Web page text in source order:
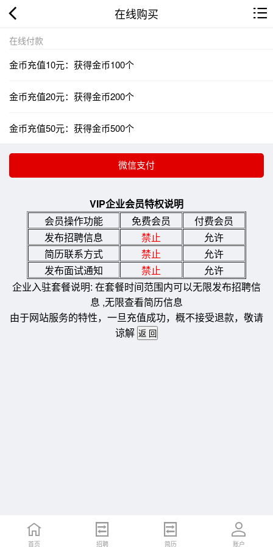
在线购买
在线付款
金币充值10元：获得金币100个
金币充值20元：获得金币200个
金币充值50元：获得金币500个
VIP企业会员特权说明
会员操作功能
免费会员
付费会员
发布招聘信息
禁止
允许
简历联系方式
禁止
允许
发布面试通知
禁止
允许
企业入驻套餐说明: 在套餐时间范围内可以无限发布招聘信
息 ,无限查看简历信息
由于网站服务的特性，一旦充值成功，概不接受退款，敬请
谅解
首页 招聘 简历 账户